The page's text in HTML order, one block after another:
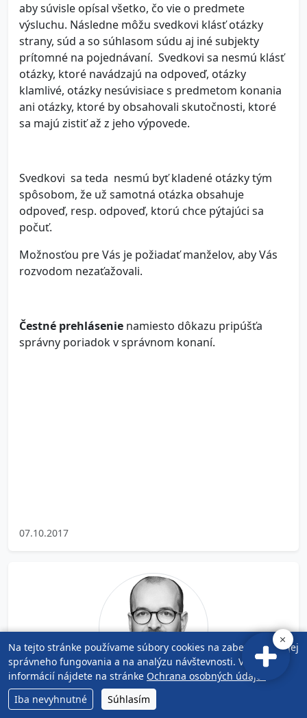
aby súvisle opísal všetko, čo vie o predmete
výsluchu. Následne môžu svedkovi klásť otázky
strany, súd a so súhlasom súdu aj iné subjekty
prítomné na pojednávaní. Svedkovi sa nesmú klásť
otázky, ktoré navádzajú na odpoveď, otázky
klamlivé, otázky nesúvisiace s predmetom konania
ani otázky, ktoré by obsahovali skutočnosti, ktoré
sa majú zistiť až z jeho výpovede.
Svedkovi sa teda nesmú byť kladené otázky tým
spôsobom, že už samotná otázka obsahuje
odpoveď, resp. odpoveď, ktorú chce pýtajúci sa
počuť.
Možnosťou pre Vás je požiadať manželov, aby Vás
rozvodom nezaťažovali.
Čestné prehlásenie namiesto dôkazu pripúšťa
správny poriadok v správnom konaní.
07.10.2017
O AUTOROVI
JUDr. Milan Ficek
Na tejto stránke používame súbory cookies na zabezpečenie jej
správneho fungovania a na analýzu návštevnosti. Viac
informácií nájdete na stránke Ochrana osobných údajov
Iba nevyhnutné
Súhlasím